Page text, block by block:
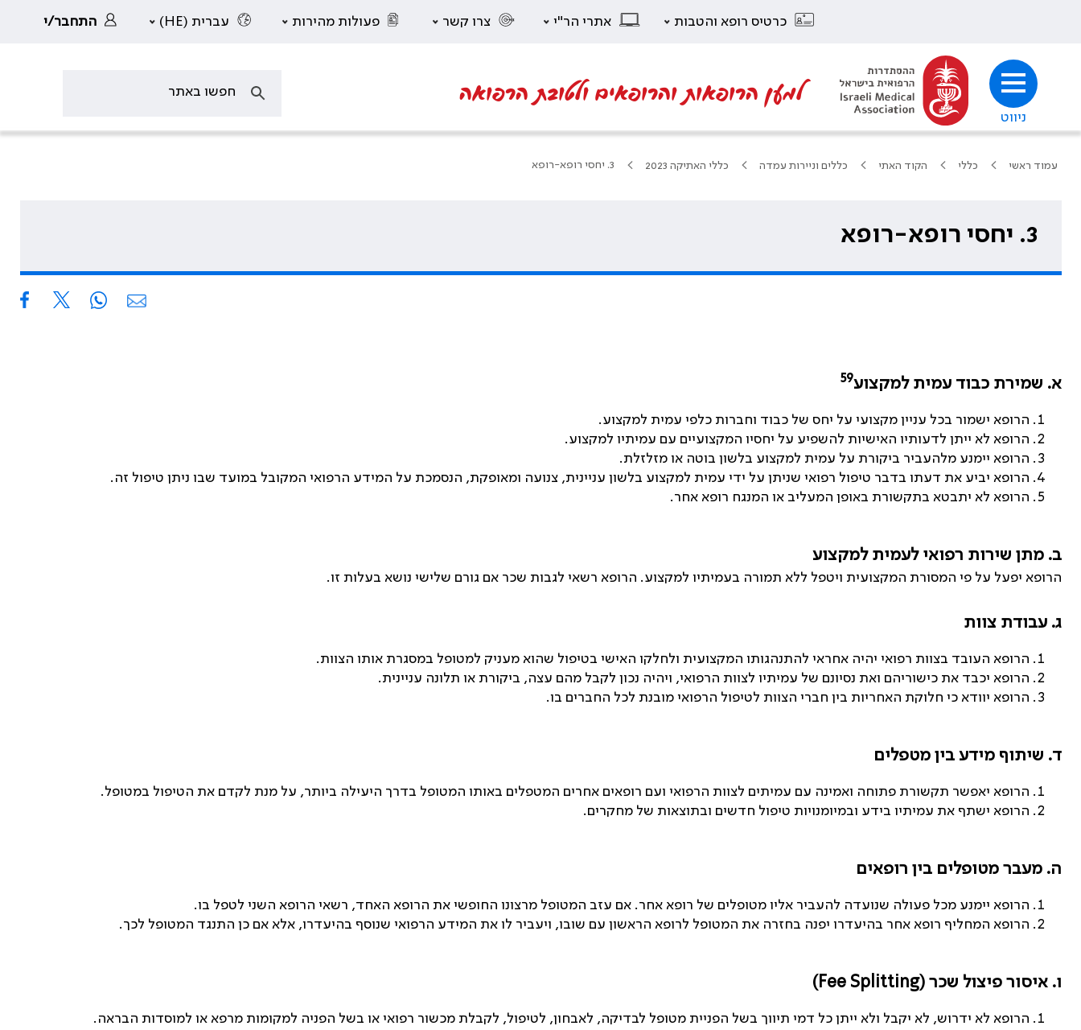
כרטיס רופא והטבות אתרי הר"י צרו קשר פעולות מהירות עברית (HE) התחבר/י
ניווט
למען הרופאות והרופאים ולטובת הרפואה
עמוד ראשי כללי הקוד האתי כללים וניירות עמדה כללי האתיקה 2023 3. יחסי רופא-רופא
3. יחסי רופא-רופא
א. שמירת כבוד עמית למקצוע59
הרופא ישמור בכל עניין מקצועי על יחס של כבוד וחברות כלפי עמית למקצוע.
הרופא לא ייתן לדעותיו האישיות להשפיע על יחסיו המקצועיים עם עמיתיו למקצוע.
הרופא יימנע מלהעביר ביקורת על עמית למקצוע בלשון בוטה או מזלזלת.
הרופא יביע את דעתו בדבר טיפול רפואי שניתן על ידי עמית למקצוע בלשון עניינית, צנועה ומאופקת, הנסמכת על המידע הרפואי המקובל במועד שבו ניתן טיפול זה.
הרופא לא יתבטא בתקשורת באופן המעליב או המנגח רופא אחר.
ב. מתן שירות רפואי לעמית למקצוע
הרופא יפעל על פי המסורת המקצועית ויטפל ללא תמורה בעמיתיו למקצוע. הרופא רשאי לגבות שכר אם גורם שלישי נושא בעלות זו.
ג. עבודת צוות
הרופא העובד בצוות רפואי יהיה אחראי להתנהגותו המקצועית ולחלקו האישי בטיפול שהוא מעניק למטופל במסגרת אותו הצוות.
הרופא יכבד את כישוריהם ואת נסיונם של עמיתיו לצוות הרפואי, ויהיה נכון לקבל מהם עצה, ביקורת או תלונה עניינית.
הרופא יוודא כי חלוקת האחריות בין חברי הצוות לטיפול הרפואי מובנת לכל החברים בו.
ד. שיתוף מידע בין מטפלים
הרופא יאפשר תקשורת פתוחה ואמינה עם עמיתים לצוות הרפואי ועם רופאים אחרים המטפלים באותו המטופל בדרך היעילה ביותר, על מנת לקדם את הטיפול במטופל.
הרופא ישתף את עמיתיו בידע ובמיומנויות טיפול חדשים ובתוצאות של מחקרים.
ה. מעבר מטופלים בין רופאים
הרופא יימנע מכל פעולה שנועדה להעביר אליו מטופלים של רופא אחר. אם עזב המטופל מרצונו החופשי את הרופא האחד, רשאי הרופא השני לטפל בו.
הרופא המחליף רופא אחר בהיעדרו יפנה בחזרה את המטופל לרופא הראשון עם שובו, ויעביר לו את המידע הרפואי שנוסף בהיעדרו, אלא אם כן התנגד המטופל לכך.
ו. איסור פיצול שכר (Fee Splitting
)
הרופא לא ידרוש, לא יקבל ולא ייתן כל דמי תיווך בשל הפניית מטופל לבדיקה, לאבחון, לטיפול, לקבלת מכשור רפואי או בשל הפניה למקומות מרפא או למוסדות הבראה.